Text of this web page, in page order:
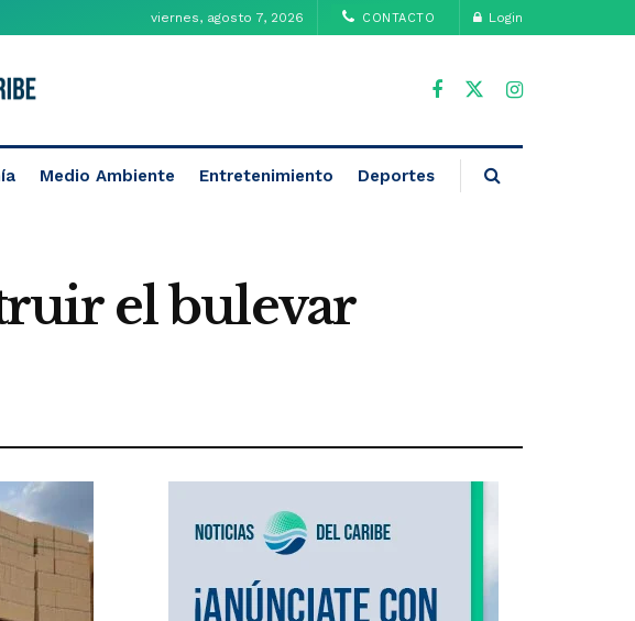
viernes, agosto 7, 2026 CONTACTO Login
Medio Ambiente Entretenimiento Deportes
el bulevar